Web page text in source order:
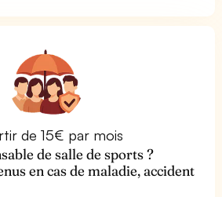
de 15€ par mois
de salle de sports ?
en cas de maladie, accident